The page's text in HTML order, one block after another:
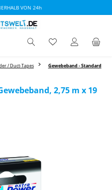
VON 24h
/ Duct-Tapes Gewebeband - Standard
2,75 m x 19